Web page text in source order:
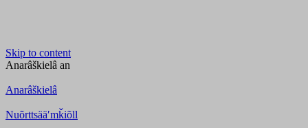
Skip to content
Anarâškielâ an
Anarâškielâ
Nuõrttsääʹmǩiõll